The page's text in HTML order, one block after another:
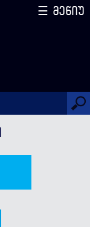
☰ მენიუ